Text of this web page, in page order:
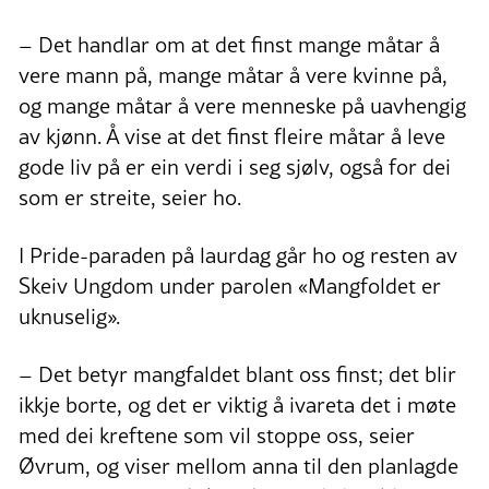
– Det handlar om at det finst mange måtar å
vere mann på, mange måtar å vere kvinne på,
og mange måtar å vere menneske på uavhengig
av kjønn. Å vise at det finst fleire måtar å leve
gode liv på er ein verdi i seg sjølv, også for dei
som er streite, seier ho.
I Pride-paraden på laurdag går ho og resten av
Skeiv Ungdom under parolen «Mangfoldet er
uknuselig».
– Det betyr mangfaldet blant oss finst; det blir
ikkje borte, og det er viktig å ivareta det i møte
med dei kreftene som vil stoppe oss, seier
Øvrum, og viser mellom anna til den planlagde